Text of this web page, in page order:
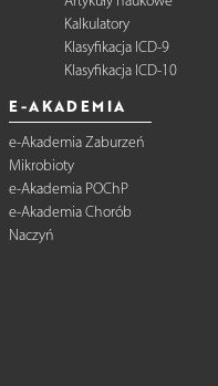
Kalkulatory
Klasyfikacja ICD-9
Klasyfikacja ICD-10
E-AKADEMIA
e-Akademia Zaburzeń
Mikrobioty
e-Akademia POChP
e-Akademia Chorób
Naczyń